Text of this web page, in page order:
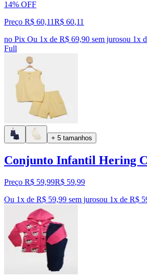
14% OFF
Preço R$ 60,11R$ 60,11
no Pix Ou 1x de R$ 69,90 sem jurosou 1x
Full
+ 5 tamanhos
Conjunto Infantil Hering
Preço R$ 59,99R$ 59,99
Ou 1x de R$ 59,99 sem jurosou 1x de R$